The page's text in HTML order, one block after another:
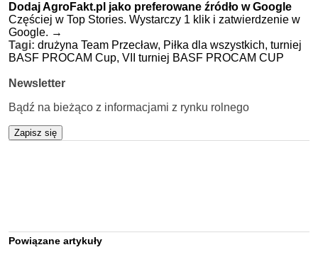
Dodaj AgroFakt.pl jako preferowane źródło w Google
Częściej w Top Stories. Wystarczy 1 klik i zatwierdzenie w
Google. →
Tagi: drużyna Team Przecław, Piłka dla wszystkich, turniej
BASF PROCAM Cup, VII turniej BASF PROCAM CUP
Newsletter
Bądź na bieżąco z informacjami z rynku rolnego
Zapisz się
Powiązane artykuły